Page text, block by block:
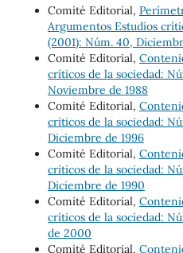
Comité Editorial,
Argumentos Estudios
(2001): Núm. 40,
Comité Editorial,
críticos de la sociedad:
Noviembre de 1988
Comité Editorial,
críticos de la sociedad:
Diciembre de 1996
Comité Editorial,
críticos de la sociedad:
Diciembre de 1990
Comité Editorial,
críticos de la sociedad:
de 2000
Comité Editorial,